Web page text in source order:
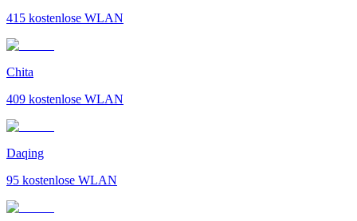
415 kostenlose WLAN
Chita
409 kostenlose WLAN
Daqing
95 kostenlose WLAN